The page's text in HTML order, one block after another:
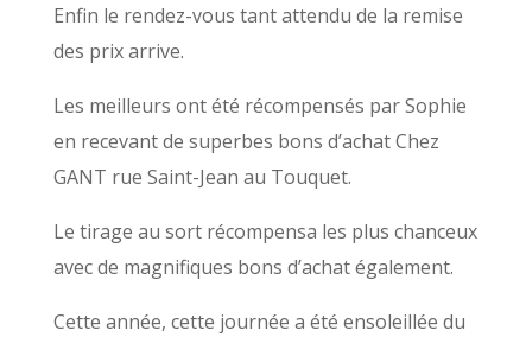
Enfin le rendez-vous tant attendu de la remise
des prix arrive.
Les meilleurs ont été récompensés par Sophie
en recevant de superbes bons d’achat Chez
GANT rue Saint-Jean au Touquet.
Le tirage au sort récompensa les plus chanceux
avec de magnifiques bons d’achat également.
Cette année, cette journée a été ensoleillée du